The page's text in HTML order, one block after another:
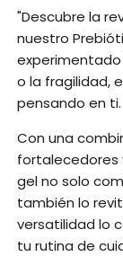
"Descubre la
nuestro
o la fragilidad,
pensando en ti.
Con una
fortalecedores
gel no solo
también lo
versatilidad lo
tu rutina de